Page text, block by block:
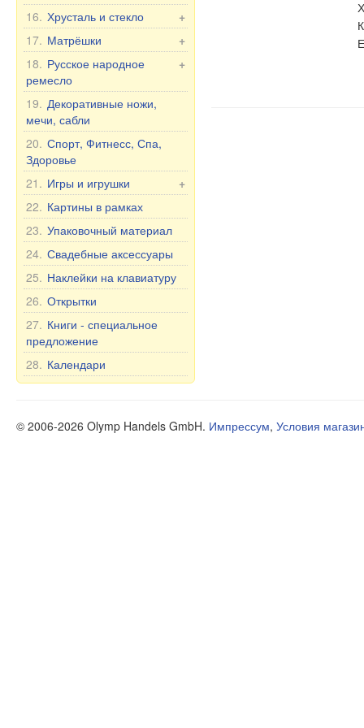
Чай и Травы
Масла
Здоровье
БАД
Прочее
Уход за полостью рта
Продукты питания
Пахта Гул Оригинал
Детская посуда
Кружки с мужскими
именами
Кружки с женскими
именами
Кружки с надписью
Кружки с юмором
Кружки с городами и
странами
Чашки и кружки
Тарелки, пиалы и др.
Чайники и сахарницы
Чайные и столовые
сервизы на 6 персон
+
16. Хрусталь и стекло
Фужеры из хрусталя
Вазы из хрусталя
Посуда из стекла
Вазы из стекла
Богемское стекло
Фужеры на Свадьбу/
Юбилей
+
17. Матрёшки
Матрёшка Россия
Матрёшка, другое
Матрёшка под бутылку
+
18. Русское народное
ремесло
Хохлома
Шкатулки и Картинки из
дерева
19. Декоративные ножи,
мечи, сабли
20. Спорт, Фитнесс, Спа,
Здоровье
+
21. Игры и игрушки
Игрушки
Неваляшки
Мягкие игрушки
Игры
22. Картины в рамках
23. Упаковочный материал
24. Свадебные аксессуары
25. Наклейки на клавиатуру
26. Открытки
27. Книги - специальное
предложение
28. Календари
© 2006-2026 Olymp Handels GmbH. Импрессум, Условия